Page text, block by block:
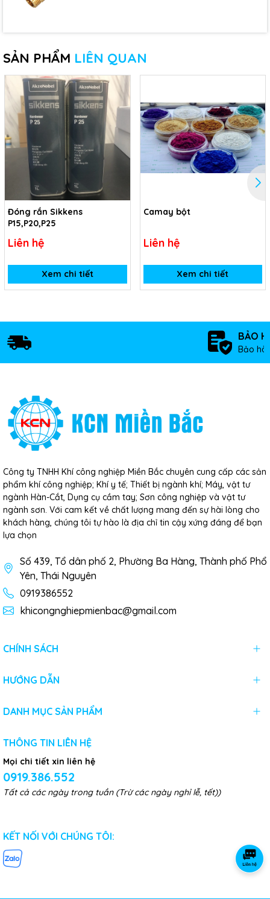
SẢN PHẨM LIÊN QUAN
Đóng rắn Sikkens
P15,P20,P25
Liên hệ
Xem chi tiết
Camay bột
Liên hệ
Xem chi tiết
BẢO
Bảo
Công ty TNHH Khí công nghiệp Miền Bắc chuyên cung cấp các sản
phẩm khí công nghiệp; Khí y tế; Thiết bị ngành khí; Máy, vật tư
ngành Hàn-Cắt, Dụng cụ cầm tay; Sơn công nghiệp và vật tư
ngành sơn. Với cam kết về chất lượng mang đến sự hài lòng cho
khách hàng, chúng tôi tự hào là địa chỉ tin cậy xứng đáng để bạn
lựa chọn
Số 439, Tổ dân phố 2, Phường Ba Hàng, Thành phố Phổ
Yên, Thái Nguyên
0919386552
khicongnghiepmienbac@gmail.com
CHÍNH SÁCH
HƯỚNG DẪN
DANH MỤC SẢN PHẨM
THÔNG TIN LIÊN HỆ
Mọi chi tiết xin liên hệ
0919.386.552
Tất cả các ngày trong tuần (Trừ các ngày nghỉ lễ, tết))
KẾT NỐI VỚI CHÚNG TÔI: